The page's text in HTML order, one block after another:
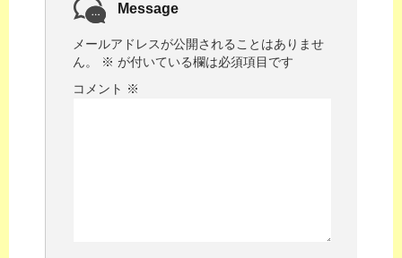
Message
メールアドレスが公開されることはありませ
ん。
※ が付いている欄は必須項目です
コメント ※